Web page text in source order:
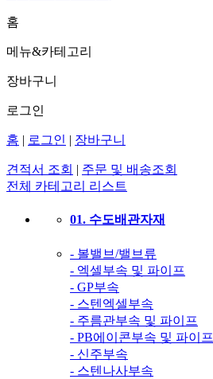
홈
메뉴&카테고리
장바구니
로그인
홈 | 로그인 | 장바구니
견적서 조회 | 주문 및 배송조회
전체 카테고리 리스트
01. 수도배관자재
- 볼밸브/밸브류
- 엑셀부속 및 파이프
- GP부속
- 스텐엑셀부속
- 주름관부속 및 파이프
- PB에이콘부속 및 파이프
- 신주부속
- 스텐나사부속